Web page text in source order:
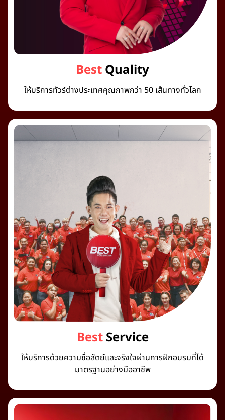
BestQuality
ให้บริการทัวร์ต่างประเทศคุณภาพกว่า 50 เส้นทางทั่วโลก
BestService
ให้บริการด้วยความซื่อสัตย์และจริงใจผ่านการฝึกอบรมที่ได้
มาตรฐานอย่างมืออาชีพ